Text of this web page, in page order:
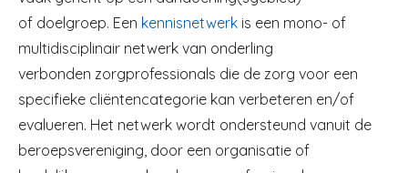
of doelgroep. Een kennisnetwerk is een mono- of
multidisciplinair netwerk van onderling
verbonden zorgprofessionals die de zorg voor een
specifieke cliëntencategorie kan verbeteren en/of
evalueren. Het netwerk wordt ondersteund vanuit de
beroepsvereniging, door een organisatie of